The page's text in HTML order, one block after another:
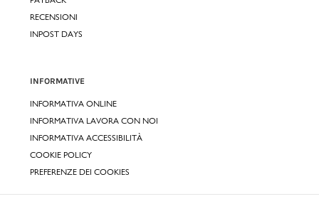
RECENSIONI
INPOST DAYS
INFORMATIVE
INFORMATIVA ONLINE
INFORMATIVA LAVORA CON NOI
INFORMATIVA ACCESSIBILITÀ
COOKIE POLICY
PREFERENZE DEI COOKIES